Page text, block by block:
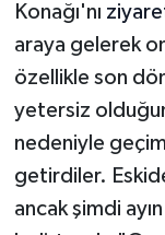
Konağı'nı
araya gelerek
özellikle son
yetersiz
nedeniyle geçim
getirdiler.
ancak şimdi